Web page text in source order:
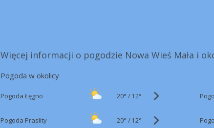
Więcej informacji o pogodzie Nowa Wieś Mała i
Pogoda w okolicy
Pogoda Łęgno 20° / 12°
Pogoda Praslity 20° / 12°